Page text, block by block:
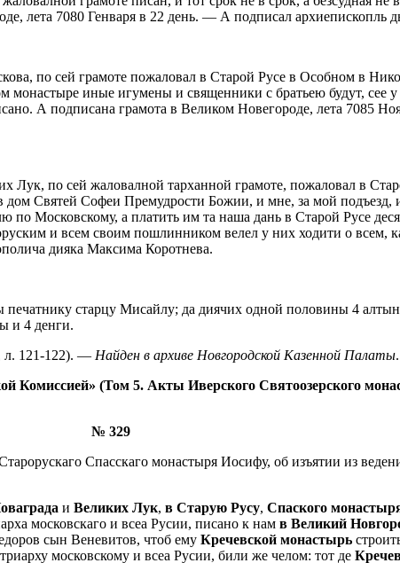
лета 7080 Генваря в 22 день. — А подписал архиепископль
по сей грамоте пожаловал в Старой Русе в Особном в
иные игумены и священники с братьею будут, сее
А подписана грамота в Великом Новегороде, лета 7085
по сей жаловалной тарханной грамоте, пожаловал в
Святей Софеи Премудрости Божии, и мне, за мой подъезд,
Московскому, а платить им та наша дань в Старой Русе
и всем своим пошлинником велел у них ходити о всем,
дияка Максима Коротнева.
старцу Мисайлу; да диячих одной половины 4
и 4 денги.
л. 121-122). — Найден в архиве Новгородской Казенной Палаты.
Комиссией» (Том 5. Акты Иверского Святоозерского
№ 329
Спасскаго монастыря Иосифу, об изъятии из
и Великих Лук, в Старую Русу, Спаского
московскаго и всеа Русии, писано к нам в Великий
сын Веневитов, чтоб ему Кречевской монастырь
московскому и всеа Русии, били же челом: тот де